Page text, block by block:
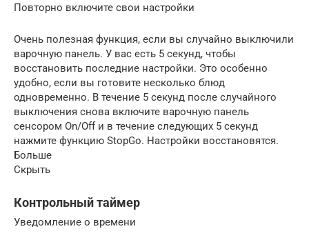
Повторно включите свои настройки
Очень полезная функция, если вы случайно выключили
варочную панель. У вас есть 5 секунд, чтобы
восстановить последние настройки. Это особенно
удобно, если вы готовите несколько блюд
одновременно. В течение 5 секунд после случайного
выключения снова включите варочную панель
сенсором On/Off и в течение следующих 5 секунд
нажмите функцию StopGo. Настройки восстановятся.
Больше
Скрыть
Контрольный таймер
Уведомление о времени